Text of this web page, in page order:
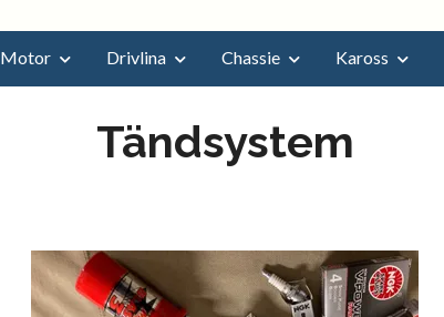
Motor Drivlina Chassie Kaross
Tändsystem